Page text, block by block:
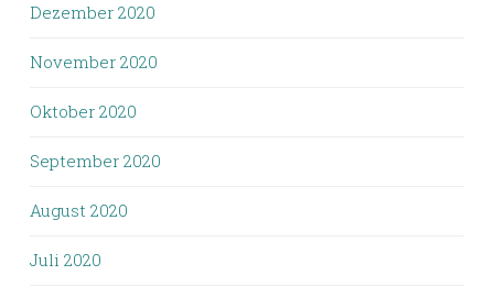
Dezember 2020
November 2020
Oktober 2020
September 2020
August 2020
Juli 2020